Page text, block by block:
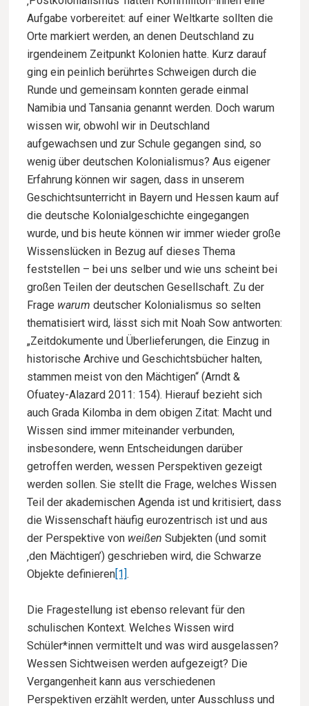
Aufgabe vorbereitet: auf einer Weltkarte sollten die
Orte markiert werden, an denen Deutschland zu
irgendeinem Zeitpunkt Kolonien hatte. Kurz darauf
ging ein peinlich berührtes Schweigen durch die
Runde und gemeinsam konnten gerade einmal
Namibia und Tansania genannt werden. Doch warum
wissen wir, obwohl wir in Deutschland
aufgewachsen und zur Schule gegangen sind, so
wenig über deutschen Kolonialismus? Aus eigener
Erfahrung können wir sagen, dass in unserem
Geschichtsunterricht in Bayern und Hessen kaum auf
die deutsche Kolonialgeschichte eingegangen
wurde, und bis heute können wir immer wieder große
Wissenslücken in Bezug auf dieses Thema
feststellen – bei uns selber und wie uns scheint bei
großen Teilen der deutschen Gesellschaft. Zu der
Frage warum deutscher Kolonialismus so selten
thematisiert wird, lässt sich mit Noah Sow antworten:
„Zeitdokumente und Überlieferungen, die Einzug in
historische Archive und Geschichtsbücher halten,
stammen meist von den Mächtigen“ (Arndt &
Ofuatey-Alazard 2011: 154). Hierauf bezieht sich
auch Grada Kilomba in dem obigen Zitat: Macht und
Wissen sind immer miteinander verbunden,
insbesondere, wenn Entscheidungen darüber
getroffen werden, wessen Perspektiven gezeigt
werden sollen. Sie stellt die Frage, welches Wissen
Teil der akademischen Agenda ist und kritisiert, dass
die Wissenschaft häufig eurozentrisch ist und aus
der Perspektive von weißen Subjekten (und somit
‚den Mächtigen’) geschrieben wird, die Schwarze
Objekte definieren[1].
Die Fragestellung ist ebenso relevant für den
schulischen Kontext. Welches Wissen wird
Schüler*innen vermittelt und was wird ausgelassen?
Wessen Sichtweisen werden aufgezeigt? Die
Vergangenheit kann aus verschiedenen
Perspektiven erzählt werden, unter Ausschluss und